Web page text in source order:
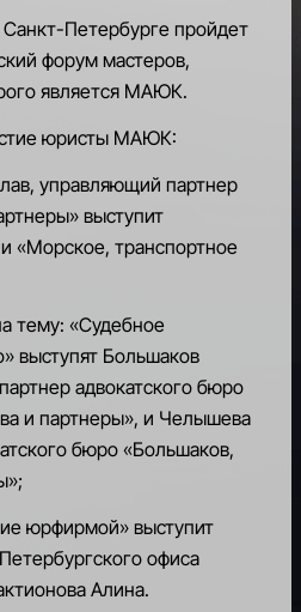
Санкт-Петербурге пройдет
форум мастеров,
является МАЮК.
юристы МАЮК:
управляющий партнер
выступит
«Морское, транспортное
тему: «Судебное
выступят Большаков
адвокатского бюро
и партнеры», и Челышева
бюро «Большаков,
юрфирмой» выступит
офиса
Алина.